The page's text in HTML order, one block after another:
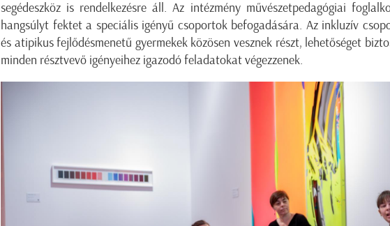
segédeszköz is rendelkezésre áll. Az intézmény művészetpedagógiai
hangsúlyt fektet a speciális igényű csoportok befogadására. Az inkluzív
és atipikus fejlődésmenetű gyermekek közösen vesznek részt, lehetőséget
minden résztvevő igényeihez igazodó feladatokat végezzenek.